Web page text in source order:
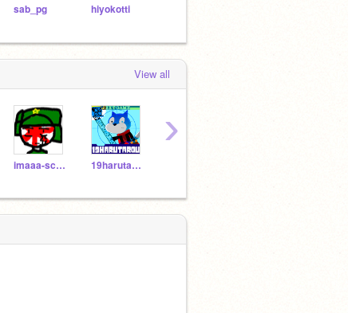
sab_pg hiyokotti
View all
imaaa-scratch 19harutarou
›